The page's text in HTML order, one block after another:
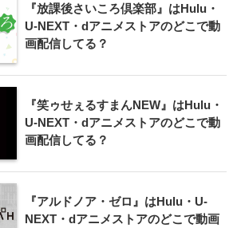
『放課後さいころ倶楽部』はHulu・
U-NEXT・dアニメストアのどこで動
画配信してる？
『笑ゥせぇるすまんNEW』はHulu・
U-NEXT・dアニメストアのどこで動
画配信してる？
『アルドノア・ゼロ』はHulu・U-
NEXT・dアニメストアのどこで動画